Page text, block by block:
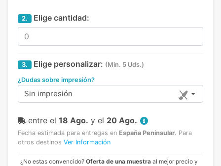
2. Elige cantidad:
3. Elige personalizar: (Min. 5 Uds.)
¿Dudas sobre impresión?
Sin impresión
entre el 18 Ago. y el 20 Ago.
Fecha estimada para entregas en España Peninsular. Para
otros destinos Ver Información
¿No estas convencido? Oferta de una muestra al mejor precio y